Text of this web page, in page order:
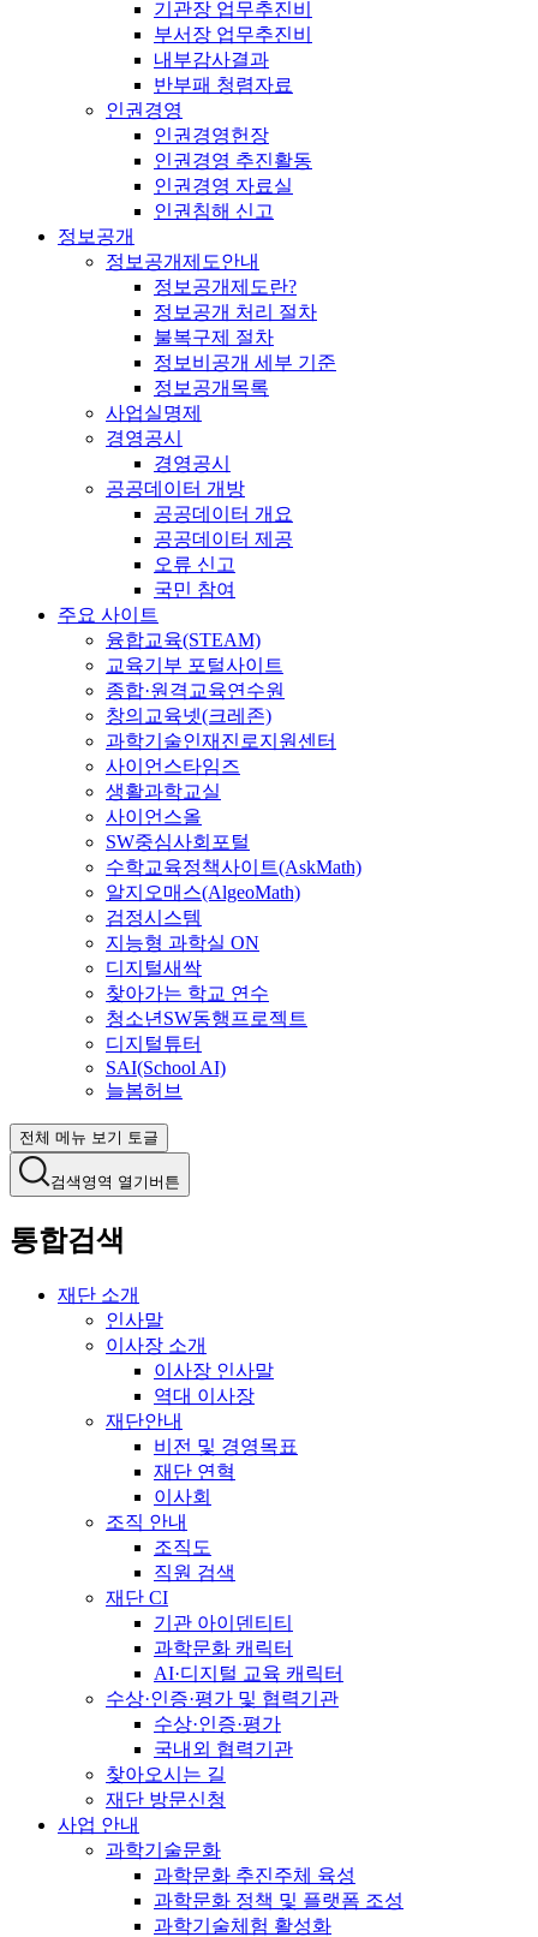
기관장 업무추진비
부서장 업무추진비
내부감사결과
반부패 청렴자료
인권경영
인권경영헌장
인권경영 추진활동
인권경영 자료실
인권침해 신고
정보공개
정보공개제도안내
정보공개제도란?
정보공개 처리 절차
불복구제 절차
정보비공개 세부 기준
정보공개목록
사업실명제
경영공시
경영공시
공공데이터 개방
공공데이터 개요
공공데이터 제공
오류 신고
국민 참여
주요 사이트
융합교육(STEAM)
교육기부 포털사이트
종합·원격교육연수원
창의교육넷(크레존)
과학기술인재진로지원센터
사이언스타임즈
생활과학교실
사이언스올
SW중심사회포털
수학교육정책사이트(AskMath)
알지오매스(AlgeoMath)
검정시스템
지능형 과학실 ON
디지털새싹
찾아가는 학교 연수
청소년SW동행프로젝트
디지털튜터
SAI(School AI)
늘봄허브
전체 메뉴 보기 토글
검색영역 열기버튼
통합검색
재단 소개
인사말
이사장 소개
이사장 인사말
역대 이사장
재단안내
비전 및 경영목표
재단 연혁
이사회
조직 안내
조직도
직원 검색
재단 CI
기관 아이덴티티
과학문화 캐릭터
AI·디지털 교육 캐릭터
수상·인증·평가 및 협력기관
수상·인증·평가
국내외 협력기관
찾아오시는 길
재단 방문신청
사업 안내
과학기술문화
과학문화 추진주체 육성
과학문화 정책 및 플랫폼 조성
과학기술체험 활성화